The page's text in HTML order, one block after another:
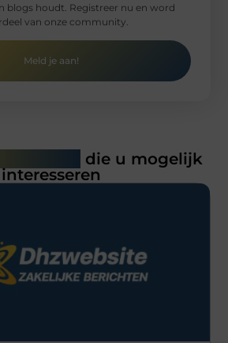
blogs houdt. Registreer nu en word
van onze community.
Meld je aan!
die u mogelijk
interesseren